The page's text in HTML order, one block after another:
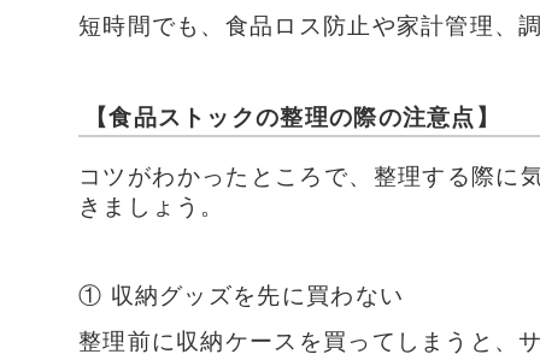
短時間でも、食品ロス防止や家計管理、
【食品ストックの整理の際の注意点】
コツがわかったところで、整理する際に
きましょう。
① 収納グッズを先に買わない
整理前に収納ケースを買ってしまうと、